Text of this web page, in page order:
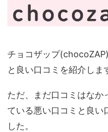
チョコザップ
と良い口コミを紹介しま
ただ、まだ口コミはなか
ている悪い口コミと良い
した。